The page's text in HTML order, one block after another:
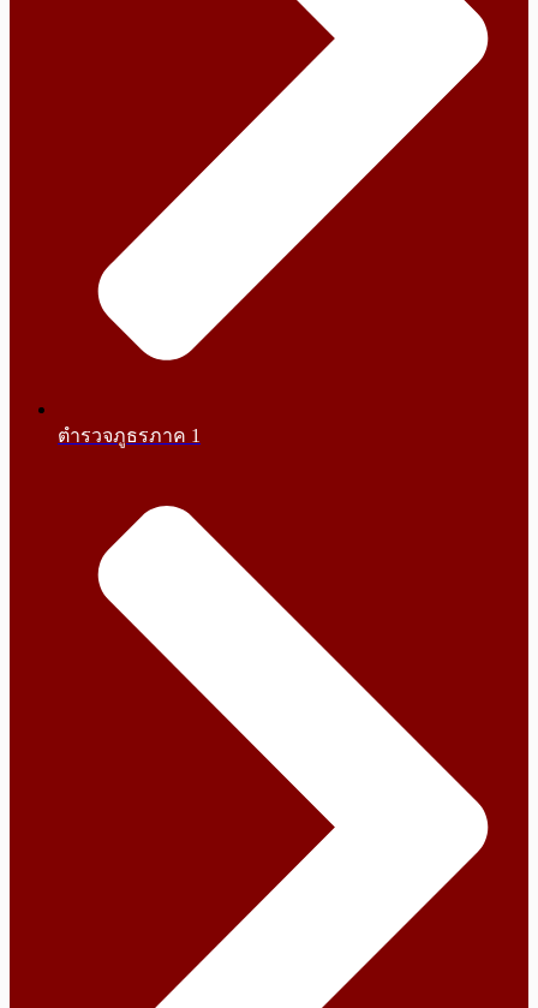
ตำรวจภูธรภาค 1